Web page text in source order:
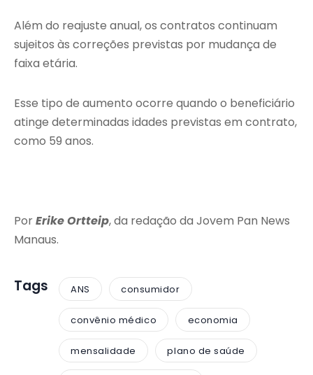
Além do reajuste anual, os contratos continuam
sujeitos às correções previstas por mudança de
faixa etária.
Esse tipo de aumento ocorre quando o beneficiário
atinge determinadas idades previstas em contrato,
como 59 anos.
PorErike Ortteip, da redação da Jovem Pan News
Manaus.
Tags ANS consumidor
convênio médico economia
mensalidade plano de saúde